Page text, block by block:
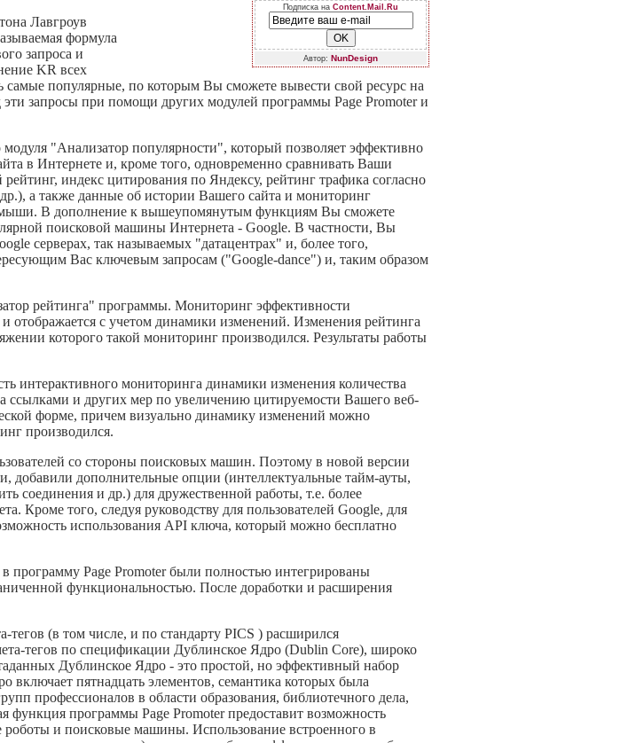
Подписка на Content.Mail.Ru
Автор: NunDesign
Лавгроув
формула
запроса и
KR всех
популярные, по которым Вы сможете вывести свой ресурс на
запросы при помощи других модулей программы Page Promoter и
"Анализатор популярности", который позволяет эффективно
в Интернете и, кроме того, одновременно сравнивать Ваши
индекс цитирования по Яндексу, рейтинг трафика согласно
а также данные об истории Вашего сайта и мониторинг
В дополнение к вышеупомянутым функциям Вы сможете
поисковой машины Интернета - Google. В частности, Вы
серверах, так называемых "датацентрах" и, более того,
Вас ключевым запросам ("Google-dance") и, таким образом
рейтинга" программы. Мониторинг эффективности
отображается с учетом динамики изменений. Изменения рейтинга
которого такой мониторинг производился. Результаты работы
интерактивного мониторинга динамики изменения количества
ссылками и других мер по увеличению цитируемости Вашего веб-
форме, причем визуально динамику изменений можно
производился.
со стороны поисковых машин. Поэтому в новой версии
добавили дополнительные опции (интеллектуальные тайм-ауты,
соединения и др.) для дружественной работы, т.е. более
Кроме того, следуя руководству для пользователей Google, для
использования API ключа, который можно бесплатно
программу Page Promoter были полностью интегрированы
функциональностью. После доработки и расширения
(в том числе, и по стандарту PICS ) расширился
тегов по спецификации Дублинское Ядро (Dublin Core), широко
Дублинское Ядро - это простой, но эффективный набор
включает пятнадцать элементов, семантика которых была
профессионалов в области образования, библиотечного дела,
программы Page Promoter предоставит возможность
роботы и поисковые машины. Использование встроенного в